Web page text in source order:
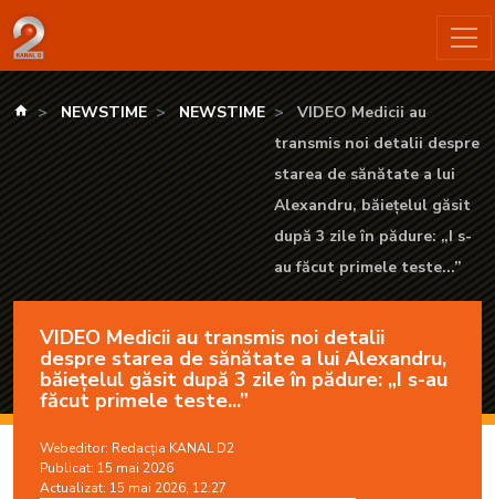
VIDEO Medicii au transmis noi detalii despre starea de
kanald.ro
NEWSTIME NEWSTIME
VIDEO Medicii au
transmis noi detalii despre
starea de sănătate a lui
Alexandru, băiețelul găsit
după 3 zile în pădure: „I s-
au făcut primele teste...”
VIDEO Medicii au transmis noi detalii
despre starea de sănătate a lui Alexandru,
băiețelul găsit după 3 zile în pădure: „I s-au
făcut primele teste...”
Webeditor: Redacția KANAL D2
Publicat: 15 mai 2026
Actualizat: 15 mai 2026, 12:27